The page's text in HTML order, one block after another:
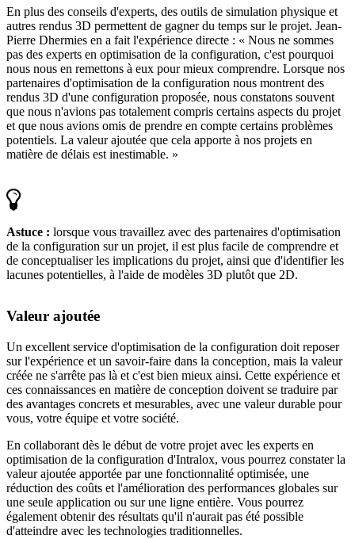
En plus des conseils d'experts, des outils de simulation physique et
autres rendus 3D permettent de gagner du temps sur le projet. Jean-
Pierre Dhermies en a fait l'expérience directe : « Nous ne sommes
pas des experts en optimisation de la configuration, c'est pourquoi
nous nous en remettons à eux pour mieux comprendre. Lorsque nos
partenaires d'optimisation de la configuration nous montrent des
rendus 3D d'une configuration proposée, nous constatons souvent
que nous n'avions pas totalement compris certains aspects du projet
et que nous avions omis de prendre en compte certains problèmes
potentiels. La valeur ajoutée que cela apporte à nos projets en
matière de délais est inestimable. »
Astuce : lorsque vous travaillez avec des partenaires d'optimisation
de la configuration sur un projet, il est plus facile de comprendre et
de conceptualiser les implications du projet, ainsi que d'identifier les
lacunes potentielles, à l'aide de modèles 3D plutôt que 2D.
Valeur ajoutée
Un excellent service d'optimisation de la configuration doit reposer
sur l'expérience et un savoir-faire dans la conception, mais la valeur
créée ne s'arrête pas là et c'est bien mieux ainsi. Cette expérience et
ces connaissances en matière de conception doivent se traduire par
des avantages concrets et mesurables, avec une valeur durable pour
vous, votre équipe et votre société.
En collaborant dès le début de votre projet avec les experts en
optimisation de la configuration d'Intralox, vous pourrez constater la
valeur ajoutée apportée par une fonctionnalité optimisée, une
réduction des coûts et l'amélioration des performances globales sur
une seule application ou sur une ligne entière. Vous pourrez
également obtenir des résultats qu'il n'aurait pas été possible
d'atteindre avec les technologies traditionnelles.